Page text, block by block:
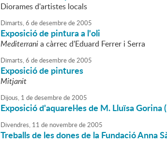
Diorames d'artistes locals
Dimarts,6 dedesembrede2005
Exposició de pintura a l'oli
Mediterrania càrrec d'Eduard Ferrer i Serra
Dimarts,6 dedesembrede2005
Exposició de pintures
Mitjanit
Dijous, 1 dedesembrede2005
Exposició d'aquarel·les de M. Lluïsa Gorina
Divendres, 11 de novembrede2005
Treballs de les dones de la Fundació Anna